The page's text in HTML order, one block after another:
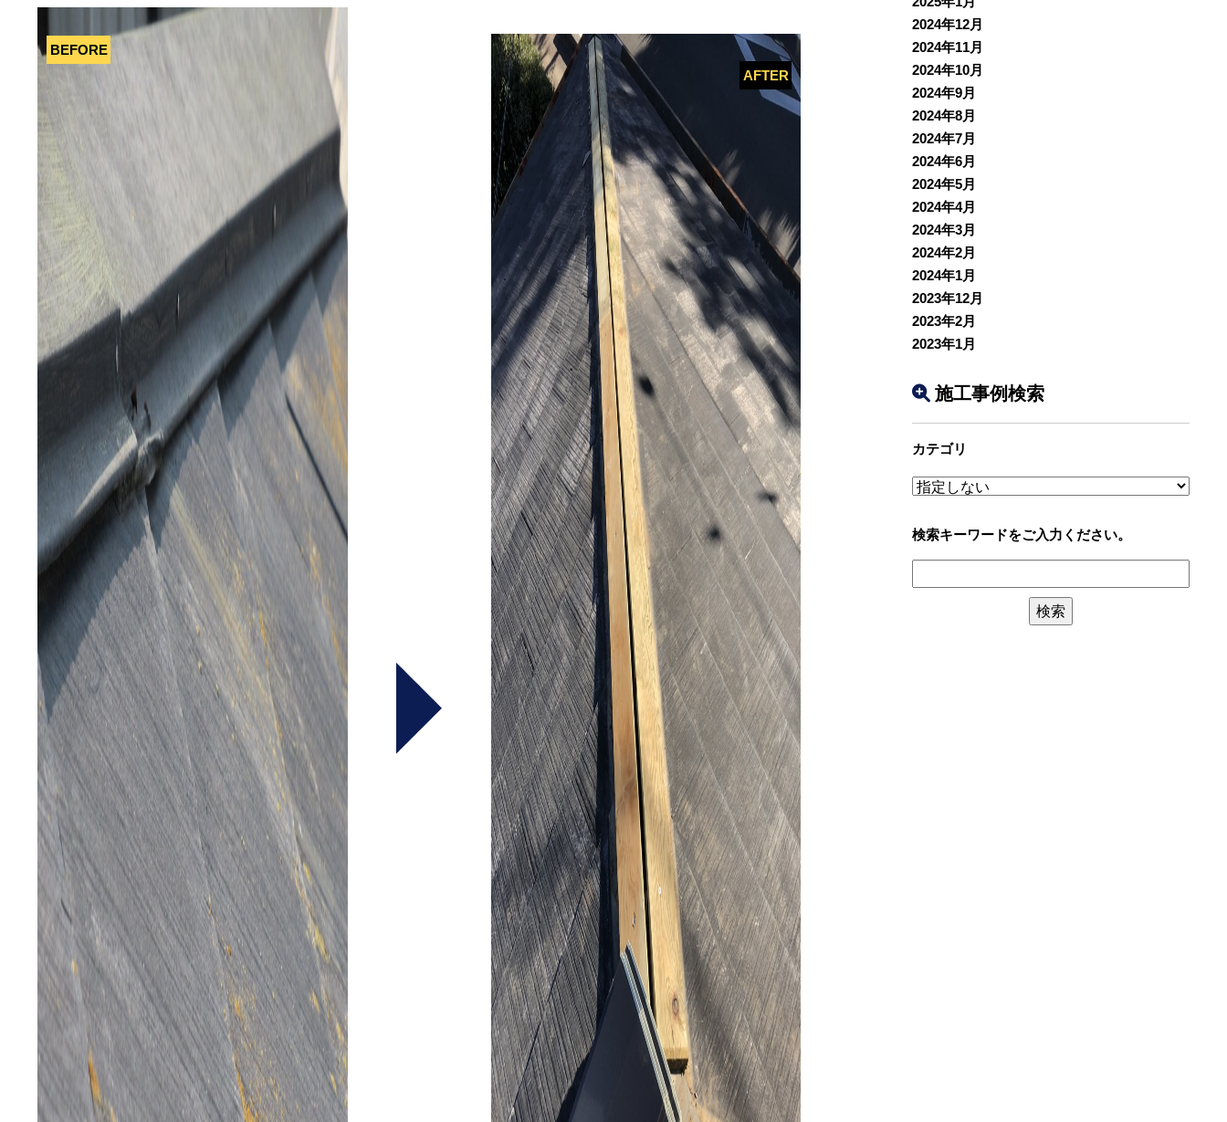
2024年12月
2024年11月
2024年10月
2024年9月
2024年8月
2024年7月
2024年6月
2024年5月
2024年4月
2024年3月
2024年2月
2024年1月
2023年12月
2023年2月
2023年1月
施工事例検索
カテゴリ
検索キーワードをご入力ください。